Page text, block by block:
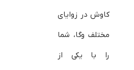
کاوش در زوایای
مختلف وگا، شما
را با یکی از